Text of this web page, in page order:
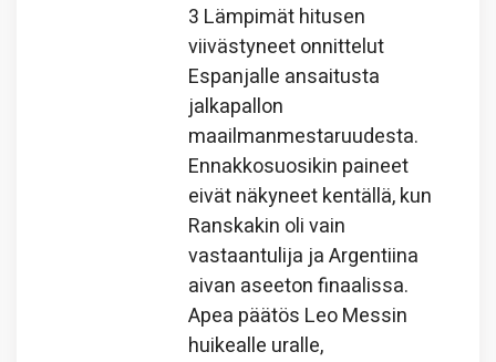
3 Lämpimät hitusen
viivästyneet onnittelut
Espanjalle ansaitusta
jalkapallon
maailmanmestaruudesta.
Ennakkosuosikin paineet
eivät näkyneet kentällä, kun
Ranskakin oli vain
vastaantulija ja Argentiina
aivan aseeton finaalissa.
Apea päätös Leo Messin
huikealle uralle,